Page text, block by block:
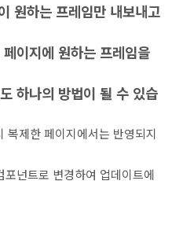
원하는 프레임만 내보내고
이지에 원하는 프레임을
하나의 방법이 될 수 있습
복제한 페이지에서는 반영되지
넌트로 변경하여 업데이트에